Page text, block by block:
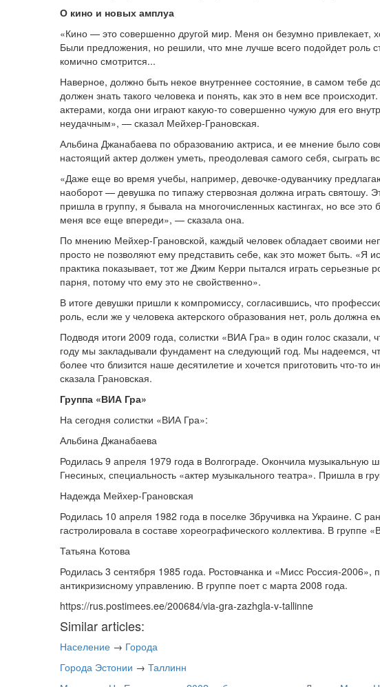
О кино и новых амплуа
«Кино — это совершенно другой мир. Меня он безумно привлекает,
Были предложения, но решили, что мне лучше всего подойдет роль
комично смотрится...
Наверное, должно быть некое внутреннее состояние, в самом тебе
должен знать такого человека и понять, как это в нем все
актерами, когда они играют какую-то совершенно чужую для его
неудачным», — сказал Мейхер-Грановская.
Альбина Джанабаева по образованию актриса, и ее мнение было
настоящий актер должен уметь, преодолевая самого себя, сыграть
«Даже еще во время учебы, например, девочке-одуванчику
наоборот — девушка по типажу стервозная должна играть святошу.
пришла в группу, я бывала на многочисленных кастингах, но все
меня все еще впереди», — сказала она.
По мнению Мейхер-Грановской, каждый человек обладает своими
просто не позволяют ему представить себе, как это может быть. «Я
практика показывает, тот же Джим Керри пытался играть серьезные
парня, потому что ему это не свойственно».
В итоге девушки пришли к компромиссу, согласившись, что
роль, если же у человека актерского образования нет, роль должна
Подводя итоги 2009 года, солистки «ВИА Гра» в один голос
году мы закладывали фундамент на следующий год. Мы надеемся,
более что близится наше десятилетие и хочется приготовить что-
сказала Грановская.
Группа «ВИА Гра»
На сегодня солистки «ВИА Гра»:
Альбина Джанабаева
Родилась 9 апреля 1979 года в Волгограде. Окончила музыкальную
Гнесиных, специальность «актер музыкального театра». Пришла в
Надежда Мейхер-Грановская
Родилась 10 апреля 1982 года в поселке Збручивка на Украине. С
гастролировала в составе хореографического коллектива. В группе
Татьяна Котова
Родилась 3 сентября 1985 года. Ростовчанка и «Мисс Россия-
антикризисному управлению. В группе поет с марта 2008 года.
https://rus.postimees.ee/200684/via-gra-zazhgla-v-tallinne
Similar articles:
Население → Города
Города Эстонии → Таллинн